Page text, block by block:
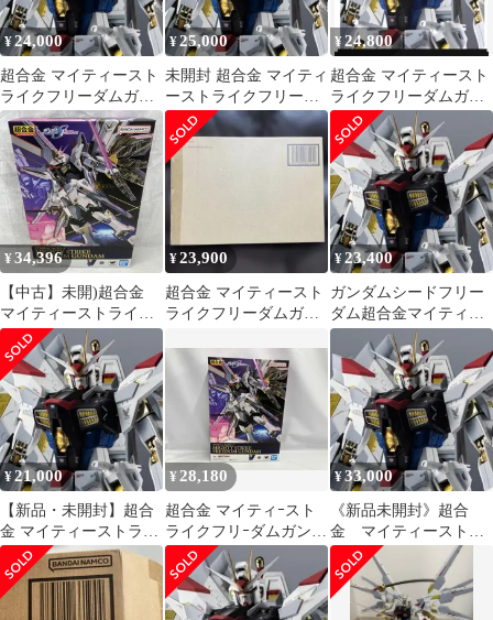
¥24,000
超合金 マイティースト
ライクフリーダムガン
ダム
¥25,000
未開封 超合金 マイティ
ーストライクフリーダ
ムガンダム
¥24,800
超合金 マイティースト
ライクフリーダムガン
ダム
¥34,396
【中古】未開)超合金
マイティーストライク
フリーダムガンダム
[91]
¥23,900
超合金 マイティースト
ライクフリーダムガン
¥23,400
ガンダムシードフリー
ダム超合金マイティー
ストライクフリーダム
ガンダム 最安値出品
¥21,000
【新品・未開封】超合
金 マイティーストライ
クフリーダムガンダム
¥28,180
超合金 マイティｰスト
ライクフリｰダムガンダ
ム 魂ウェブ商店限定 機
動戦士ガンダムSEED
FREEDOM
¥33,000
《新品未開封》超合
金 マイティーストラ
イクフリーダム